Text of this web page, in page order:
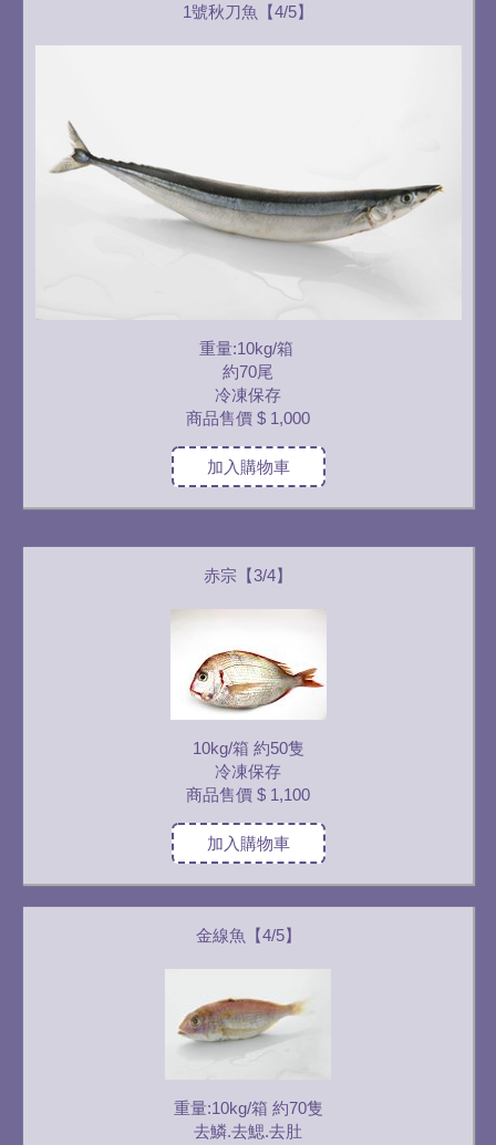
1號秋刀魚【4/5】
重量:10kg/箱
約70尾
冷凍保存
商品售價 $ 1,000
加入購物車
赤宗【3/4】
10kg/箱 約50隻
冷凍保存
商品售價 $ 1,100
加入購物車
金線魚【4/5】
重量:10kg/箱 約70隻
去鱗.去鰓.去肚